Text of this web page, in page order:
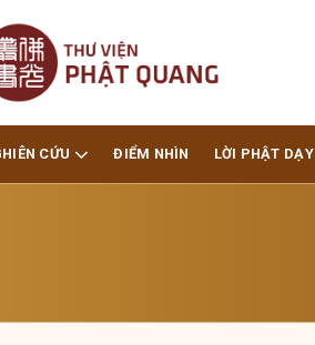
CỨU ĐIỂM NHÌN LỜI PHẬT DẠY